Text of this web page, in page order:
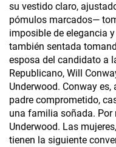
su vestido claro,
pómulos marcados—
imposible de elegancia
también sentada
esposa del candidato a
Republicano, Will
Underwood. Conway
padre comprometido,
una familia soñada. Por
Underwood. Las
tienen la siguiente